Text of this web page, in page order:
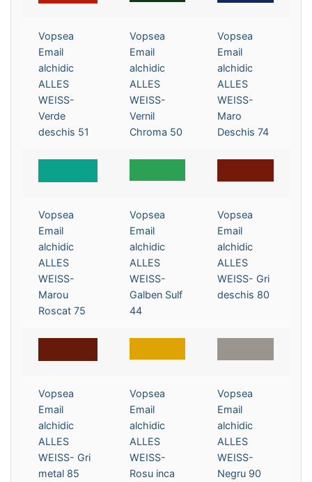
Vopsea
Email
alchidic
ALLES
WEISS-
Verde
deschis 51
Vopsea
Email
alchidic
ALLES
WEISS-
Vernil
Chroma 50
Vopsea
Email
alchidic
ALLES
WEISS-
Maro
Deschis 74
Vopsea
Email
alchidic
ALLES
WEISS-
Marou
Roscat 75
Vopsea
Email
alchidic
ALLES
WEISS-
Galben Sulf
44
Vopsea
Email
alchidic
ALLES
WEISS- Gri
deschis 80
Vopsea
Email
alchidic
ALLES
WEISS- Gri
metal 85
Vopsea
Email
alchidic
ALLES
WEISS-
Rosu inca
Vopsea
Email
alchidic
ALLES
WEISS-
Negru 90